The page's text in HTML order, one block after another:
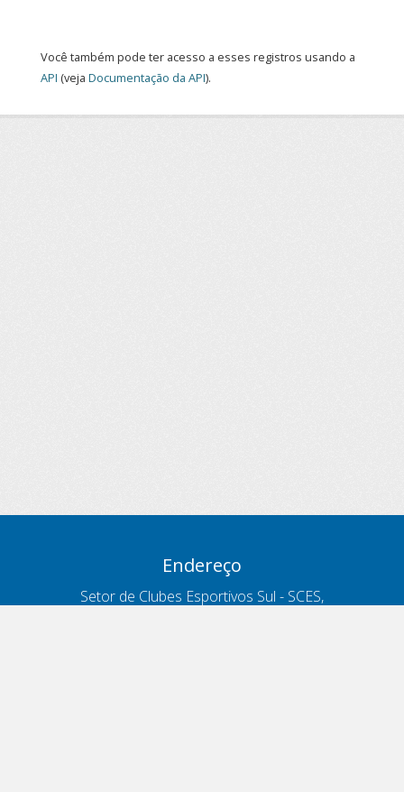
Você também pode ter acesso a esses registros usando a
API (veja Documentação da API).
Endereço
Setor de Clubes Esportivos Sul - SCES,